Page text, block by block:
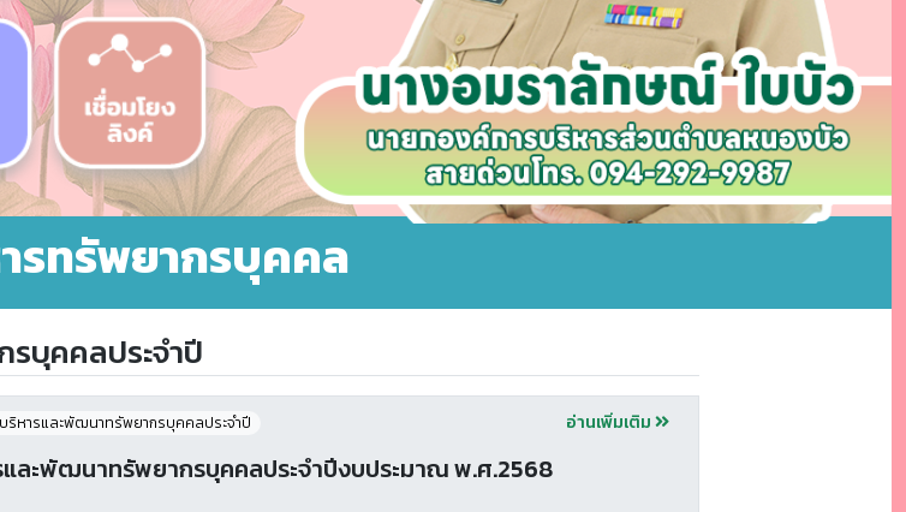
รทรัพยากรบุคคล
บุคคลประจําปี
ริหารและพัฒนาทรัพยากรบุคคลประจําปี อ่านเพิ่มเติม
และพัฒนาทรัพยากรบุคคลประจําปีงบประมาณ พ.ศ.2568